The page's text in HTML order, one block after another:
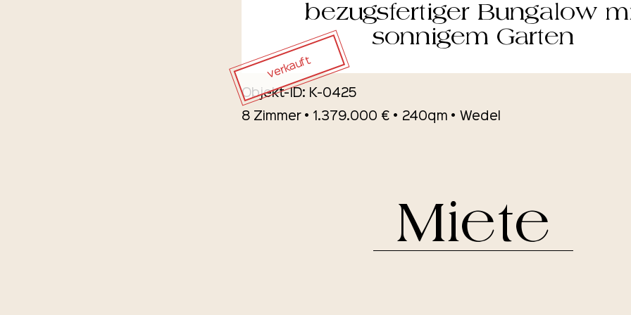
bezugsfertiger Bungalow
sonnigem Garten
verkauft
Objekt-ID: K-0425
8 Zimmer • 1.379.000 € • 240qm • Wedel
Miete